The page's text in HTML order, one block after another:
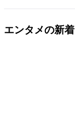
エンタメの新着